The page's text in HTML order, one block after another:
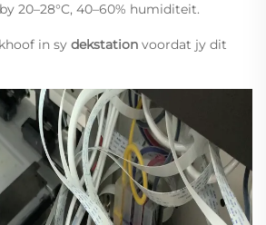
20–28°C, 40–60% humiditeit.
in sy dekstation voordat jy dit